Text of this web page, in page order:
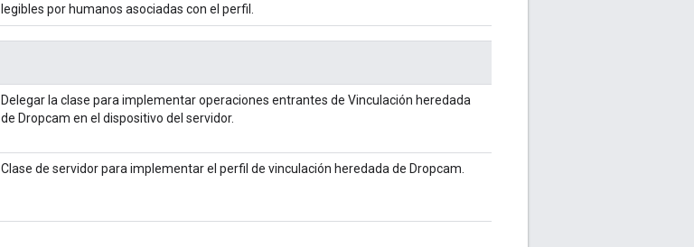
legibles por humanos asociadas con el perfil.
Delegar la clase para implementar operaciones entrantes de Vinculación heredada
de Dropcam en el dispositivo del servidor.
Clase de servidor para implementar el perfil de vinculación heredada de Dropcam.